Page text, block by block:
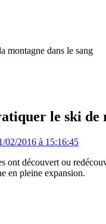
montagne dans le sang
le ski de
02/2016 à 15:16:45
ont découvert ou
en pleine expansion.